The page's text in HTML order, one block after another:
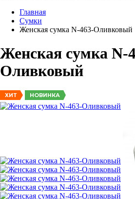
Главная
Сумки
Женская сумка N-463-Оливковый
Женская сумка N-
Оливковый
ХИТ НОВИНКА